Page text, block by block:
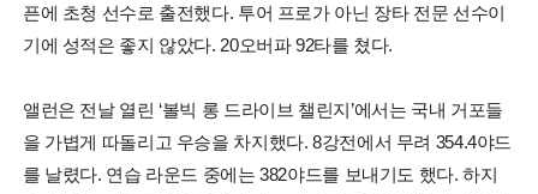
픈에 초청 선수로 출전했다. 투어 프로가 아닌 장타 전문 선수이
기에 성적은 좋지 않았다. 20오버파 92타를 쳤다.
앨런은 전날 열린 ‘볼빅 롱 드라이브 챌린지’에서는 국내 거포들
을 가볍게 따돌리고 우승을 차지했다. 8강전에서 무려 354.4야드
를 날렸다. 연습 라운드 중에는 382야드를 보내기도 했다. 하지